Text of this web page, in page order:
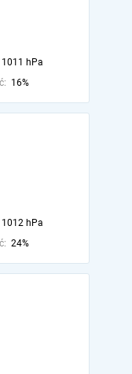
1011 hPa
16%
1012 hPa
24%